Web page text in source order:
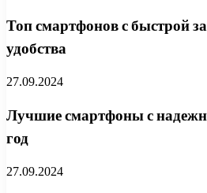
Топ смартфонов с быстрой
удобства
27.09.2024
Лучшие смартфоны с
год
27.09.2024